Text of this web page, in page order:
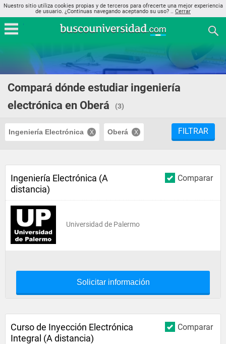
Nuestro sitio utiliza cookies propias y de terceros para ofrecerte una mejor experiencia
de usuario. ¿Continuas navegando aceptando su uso? .. Cerrar
Compará dónde estudiar ingeniería
electrónica en Oberá
(3)
Ingeniería Electrónica Oberá FILTRAR
Comparar
Ingeniería Electrónica (A
distancia)
Universidad de Palermo
Solicitar información
Comparar
Curso de Inyección Electrónica
Integral (A distancia)